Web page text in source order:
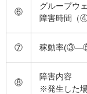
⑥
グループウ
障害時間（④
⑦ 稼動率
⑧
障害内容
※発生した